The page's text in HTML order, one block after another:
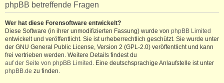
phpBB betreffende Fragen
Wer hat diese Forensoftware entwickelt?
Diese Software (in ihrer unmodifizierten Fassung) wurde von phpBB Limited
entwickelt und veröffentlicht. Sie ist urheberrechtlich geschützt. Sie wurde unter
der GNU General Public License, Version 2 (GPL-2.0) veröffentlicht und kann
frei vertrieben werden. Weitere Details findest du
auf der Seite von phpBB Limited . Eine deutschsprachige Anlaufstelle ist unter
phpBB.de zu finden.